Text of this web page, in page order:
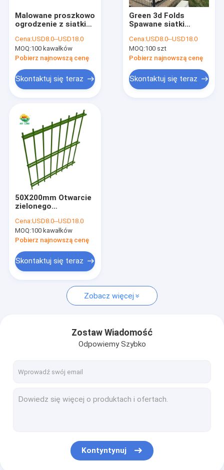
Spawane panele z siatki drucianej
Spawane siatki druciane
Siatka z siatki gabionowej
Siatka sześciokątna
Ogrodzenie z drutu kolczastego
siatka druciana na zawiasach
Żelazny drut wiążący
Bariery obronne Hesco
Malowane proszkowo
ogrodzenie z siatki
Zakrzywione 3D V
Bend do ogrodu
Cena:USD8.0--USD18.0
MOQ:100 kawałków
Pobierz najnowszą cenę
Skontaktuj się teraz
Green 3d Folds
Spawane siatki
Certyfikat Ce dla
ogrodu
Cena:USD8.0--USD18.0
MOQ:100 szt
Pobierz najnowszą cenę
Skontaktuj się teraz
50X200mm Otwarcie
zielonego
drucianej
Ocynkowana ogniowo
zdolność ochronna
Cena:USD8.0--USD18.0
MOQ:100 kawałków
Pobierz najnowszą cenę
Skontaktuj się teraz
Zobacz więcej
Zostaw Wiadomość
Odpowiemy Szybko
Kontyntynuj